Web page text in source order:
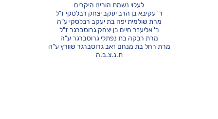
לעלוי נשמת הורינו היקרים
ר' עקיבא בן הרב יעקב יצחק רבלסקי ז"ל
מרת שולמית יפה בת יעקב רבלסקי ע"ה
ר' אליעזר חיים בן יצחק גרוסברגר ז"ל
מרת רבקה בת נפתלי גרוסברגר ע"ה
מרת רחל בת מנחם זאב גרוסברגר שוורץ ע"ה
ת.נ.צ.ב.ה